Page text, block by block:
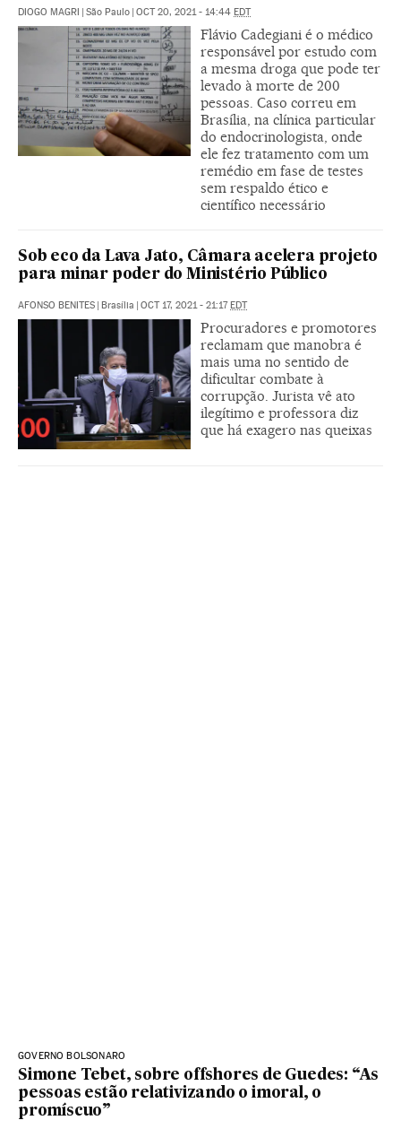
DIOGO MAGRI | São Paulo | OCT 20, 2021 - 14:44 EDT
Flávio Cadegiani é o médico
responsável por estudo com
a mesma droga que pode ter
levado à morte de 200
pessoas. Caso correu em
Brasília, na clínica particular
do endocrinologista, onde
ele fez tratamento com um
remédio em fase de testes
sem respaldo ético e
científico necessário
Sob eco da Lava Jato, Câmara acelera projeto
para minar poder do Ministério Público
AFONSO BENITES | Brasília | OCT 17, 2021 - 21:17EDT
Procuradores e promotores
reclamam que manobra é
mais uma no sentido de
dificultar combate à
corrupção. Jurista vê ato
ilegítimo e professora diz
que há exagero nas queixas
GOVERNO BOLSONARO
Simone Tebet, sobre offshores de Guedes: “As
pessoas estão relativizando o imoral, o
promíscuo”